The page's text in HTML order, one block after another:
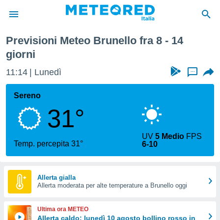
di
per
di
le
Previsioni Meteo Brunello fra 8 - 14
giorni
11:14 Lunedì ...
Sereno
31°
Temp. percepita 31°
UV5 Medio FPS
6-10
Allerta gialla
Allerta moderata per alte temperature a Brunello oggi
Ultima ora METEO
Allerta caldo: lunedì 10 agosto bollino rosso in